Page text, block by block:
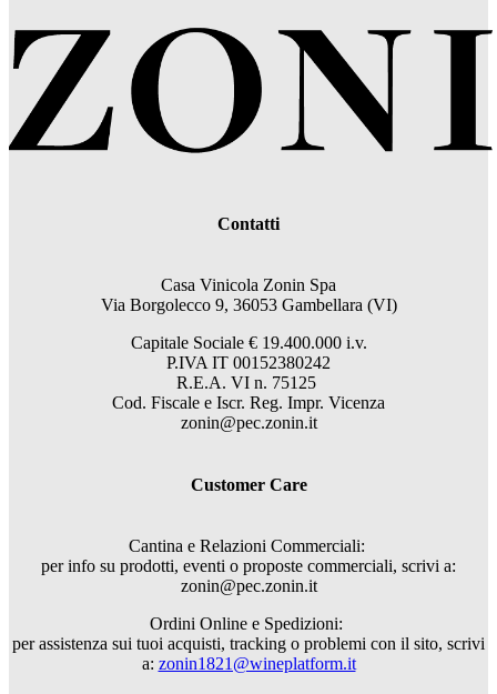
Contatti
Casa Vinicola Zonin Spa
Via Borgolecco 9, 36053 Gambellara (VI)
Capitale Sociale € 19.400.000 i.v.
P.IVA IT 00152380242
R.E.A. VI n. 75125
Cod. Fiscale e Iscr. Reg. Impr. Vicenza
zonin@pec.zonin.it
Customer Care
Cantina e Relazioni Commerciali:
per info su prodotti, eventi o proposte commerciali, scrivi a:
zonin@pec.zonin.it
Ordini Online e Spedizioni:
per assistenza sui tuoi acquisti, tracking o problemi con il sito, scrivi
a: zonin1821@wineplatform.it